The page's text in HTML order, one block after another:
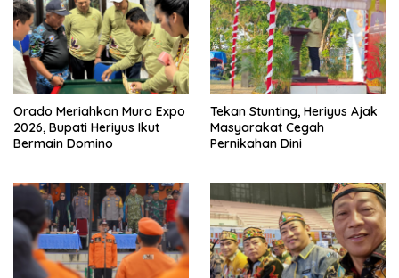
Orado Meriahkan Mura Expo
2026, Bupati Heriyus Ikut
Bermain Domino
Tekan Stunting, Heriyus Ajak
Masyarakat Cegah
Pernikahan Dini